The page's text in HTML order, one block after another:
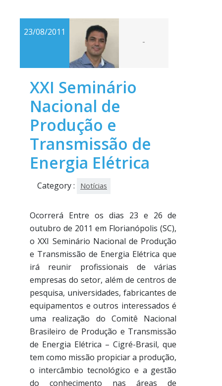
23/08/2011
-
XXI Seminário
Nacional de
Produção e
Transmissão de
Energia Elétrica
Category : Notícias
Ocorrerá Entre os dias 23 e 26 de
outubro de 2011 em Florianópolis (SC),
o XXI Seminário Nacional de Produção
e Transmissão de Energia Elétrica que
irá reunir profissionais de várias
empresas do setor, além de centros de
pesquisa, universidades, fabricantes de
equipamentos e outros interessados é
uma realização do Comitê Nacional
Brasileiro de Produção e Transmissão
de Energia Elétrica – Cigré-Brasil, que
tem como missão propiciar a produção,
o intercâmbio tecnológico e a gestão
do conhecimento nas áreas de